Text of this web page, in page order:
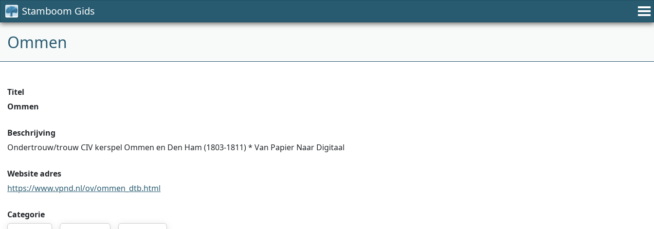
Stamboom Gids
Ommen
Titel
Ommen
Beschrijving
Ondertrouw/trouw CIV kerspel Ommen en Den Ham (1803-1811) * Van Papier Naar Digitaal
Website adres
https://www.vpnd.nl/ov/ommen_dtb.html
Categorie